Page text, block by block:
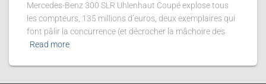
Mercedes-Benz 300 SLR Uhlenhaut Coupé explose tous
les compteurs, 135 millions d’euros, deux exemplaires qui
font pâlir la concurrence (et décrocher la mâchoire des
Read more